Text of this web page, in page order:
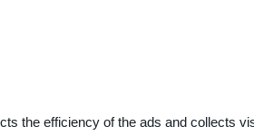
the efficiency of the ads and collects